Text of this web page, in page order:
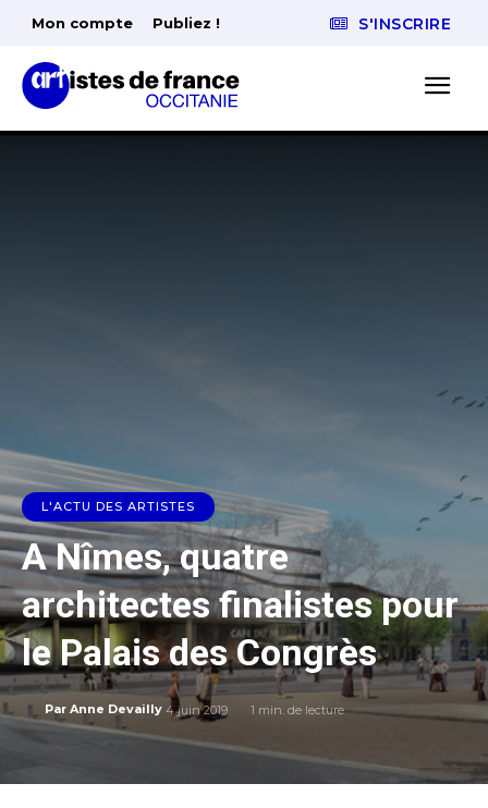
Mon compte Publiez ! S'INSCRIRE
L'ACTU DES ARTISTES
A Nîmes, quatre
architectes finalistes pour
le Palais des Congrès
Par Anne Devailly 4 juin 2019 1 min. de lecture